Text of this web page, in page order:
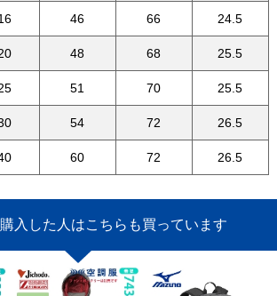
46 66 24.5
48 68 25.5
51 70 25.5
54 72 26.5
60 72 26.5
入した人はこちらも買っています